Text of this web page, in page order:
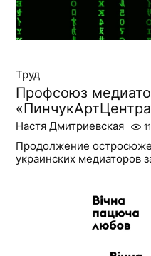
Труд
Профсоюз
Настя Дмитриевская
Продолжение
украинских медиаторов